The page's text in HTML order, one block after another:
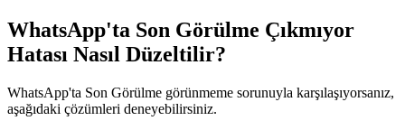
WhatsApp'ta Son Görülme Çıkmıyor
Hatası Nasıl Düzeltilir?
WhatsApp'ta Son Görülme görünmeme sorunuyla karşılaşıyorsanız,
aşağıdaki çözümleri deneyebilirsiniz.